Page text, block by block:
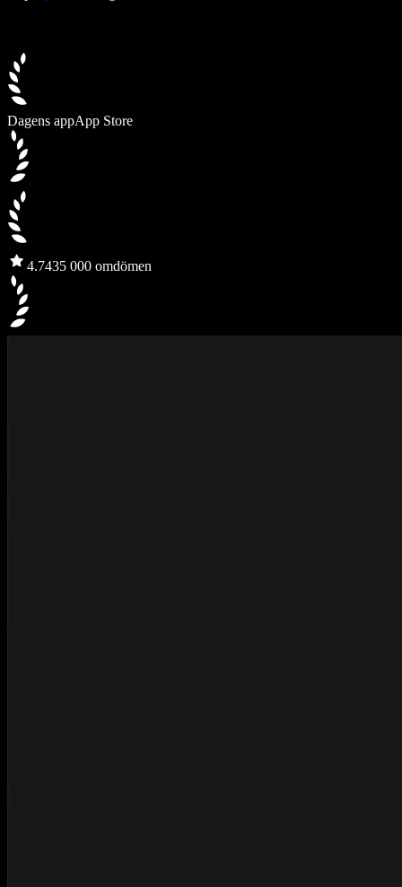
Dagens appApp Store
4.7435 000 omdömen